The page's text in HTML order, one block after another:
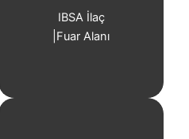
IBSA İlaç
Fuar Alanı